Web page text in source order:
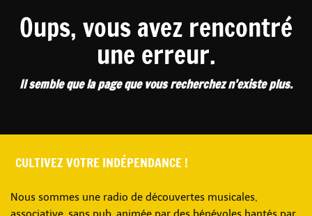
Oups, vous avez rencontré
une erreur.
Il semble que la page que vous recherchez n’existe plus.
CULTIVEZ VOTRE INDÉPENDANCE !
Nous sommes une radio de découvertes musicales,